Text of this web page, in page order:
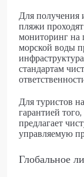
Для получения
пляжи
мониторинг на
морской воды
стандартам
Для туристов
гарантией
предлагает
управляемую
Глобальное